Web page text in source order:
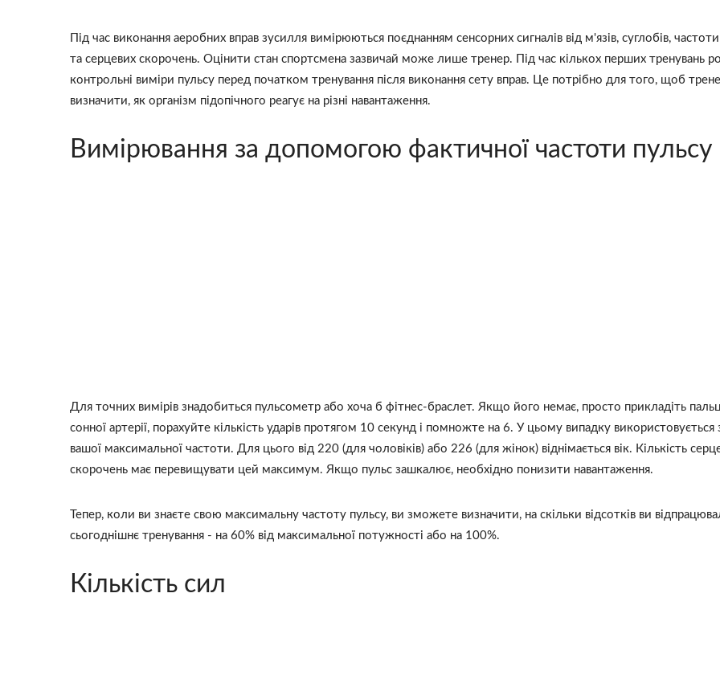
Під час виконання аеробних вправ зусилля вимірюються поєднанням сенсорних сигналів від м'язів, суглобів,
та серцевих скорочень. Оцінити стан спортсмена зазвичай може лише тренер. Під час кількох перших тренувань
контрольні виміри пульсу перед початком тренування після виконання сету вправ. Це потрібно для того, щоб
визначити, як організм підопічного реагує на різні навантаження.
Вимірювання за допомогою фактичної частоти пульсу
Для точних вимірів знадобиться пульсометр або хоча б фітнес-браслет. Якщо його немає, просто прикладіть
сонної артерії, порахуйте кількість ударів протягом 10 секунд і помножте на 6. У цьому випадку використовується
вашої максимальної частоти. Для цього від 220 (для чоловіків) або 226 (для жінок) віднімається вік. Кількість
скорочень має перевищувати цей максимум. Якщо пульс зашкалює, необхідно понизити навантаження.
Тепер, коли ви знаєте свою максимальну частоту пульсу, ви зможете визначити, на скільки відсотків ви
сьогоднішнє тренування - на 60% від максимальної потужності або на 100%.
Кількість сил